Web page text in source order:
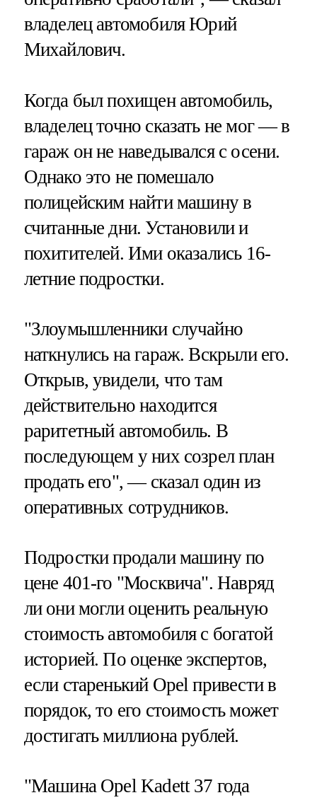
владелец автомобиля Юрий
Михайлович.
Когда был похищен автомобиль,
владелец точно сказать не мог — в
гараж он не наведывался с осени.
Однако это не помешало
полицейским найти машину в
считанные дни. Установили и
похитителей. Ими оказались 16-
летние подростки.
"Злоумышленники случайно
наткнулись на гараж. Вскрыли его.
Открыв, увидели, что там
действительно находится
раритетный автомобиль. В
последующем у них созрел план
продать его", — сказал один из
оперативных сотрудников.
Подростки продали машину по
цене 401-го "Москвича". Навряд
ли они могли оценить реальную
стоимость автомобиля с богатой
историей. По оценке экспертов,
если старенький Opel привести в
порядок, то его стоимость может
достигать миллиона рублей.
"Машина Opel Kadett 37 года